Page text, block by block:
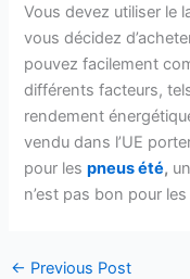
Vous devez utiliser le
vous décidez
pouvez facilement
différents facteurs,
rendement
vendu dans l’UE
pour lespneus été,
n’est pas bon pour les
← Previous Post